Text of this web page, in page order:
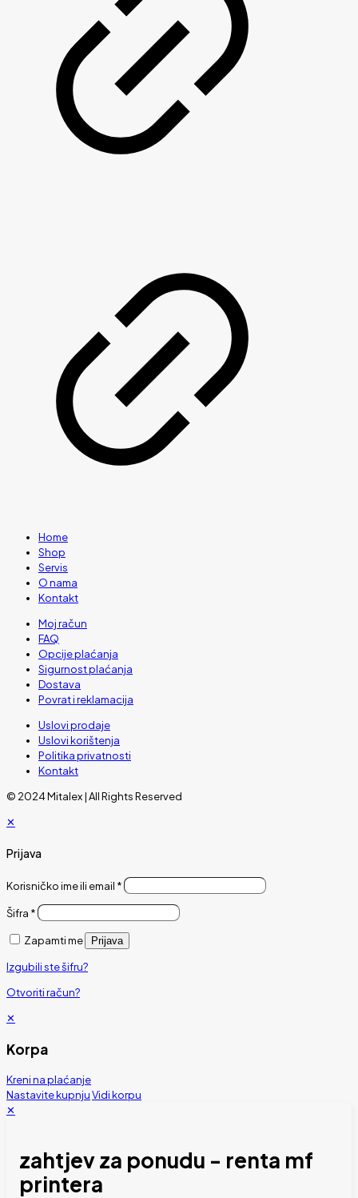
Home
Shop
Servis
O nama
Kontakt
Moj račun
FAQ
Opcije plaćanja
Sigurnost plaćanja
Dostava
Povrat i reklamacija
Uslovi prodaje
Uslovi korištenja
Politika privatnosti
Kontakt
© 2024 Mitalex | All Rights Reserved
✕
Prijava
Korisničko ime ili email *
Šifra *
Zapamti me Prijava
Izgubili ste šifru?
Otvoriti račun?
✕
Korpa
Kreni na plaćanje
Nastavite kupnjuVidi korpu
✕
zahtjev za ponudu - renta mf
printera